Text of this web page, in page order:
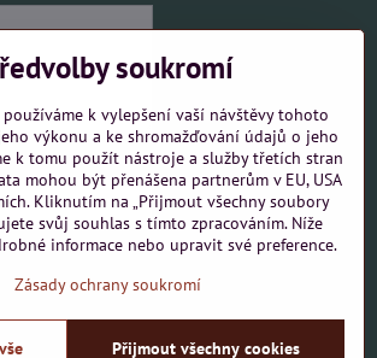
soukromí
k vylepšení vaší návštěvy tohoto
výkonu a ke shromažďování údajů o jeho
k tomu použít nástroje a služby třetích stran
mohou být přenášena partnerům v EU, USA
Kliknutím na „Přijmout všechny soubory
svůj souhlas s tímto zpracováním. Níže
informace nebo upravit své preference.
Zásady ochrany soukromí
Přijmout všechny cookies